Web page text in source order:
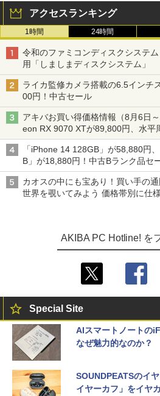
アクセスランキング
1時間 24時間
令和のファミコンディスクシステ
用「しましまディスクシステム」
ライカ監修カメラ搭載の6.5インチ
00円！中古セール
アキバお買い得価格情報（8月6日
eon RX 9070 XTが89,800円、水平
ニターが9,801円、暑さ指数連動セ
「iPhone 14 128GB」が58,880円
B」が18,880円！中古Bランク品セ
カオスの中にも宝あり！買い手の
世界を覗いてみよう 価格帯別に仕
AKIBA PC Hotline! を
Special Site
AIスマートノートの
なぜ魅力的なのか？
SOUNDPEATSのイ
イヤーカフ」をイヤ